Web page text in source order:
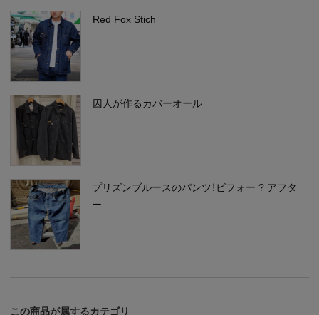
Red Fox Stich
囚人が作るカバーオール
プリズンブルースのパンツ！ビフォー ? アフタ
ー
この商品が属するカテゴリ